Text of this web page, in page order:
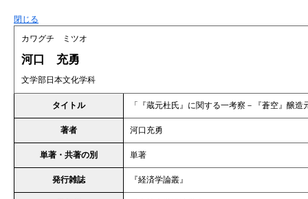
閉じる
カワグチ ミツオ
河口 充勇
文学部日本文化学科
タイトル 「『蔵元杜氏』に関する一考察－『蒼空』醸
著者 河口充勇
単著・共著の別 単著
発行雑誌 『経済学論叢』